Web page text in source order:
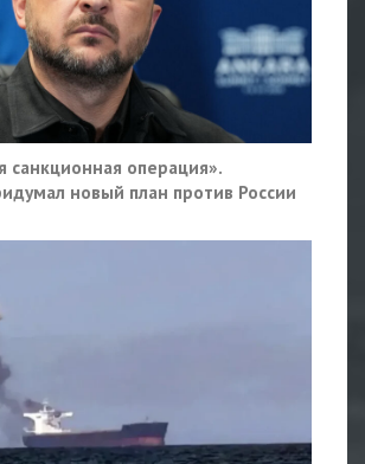
санкционная операция».
новый план против России